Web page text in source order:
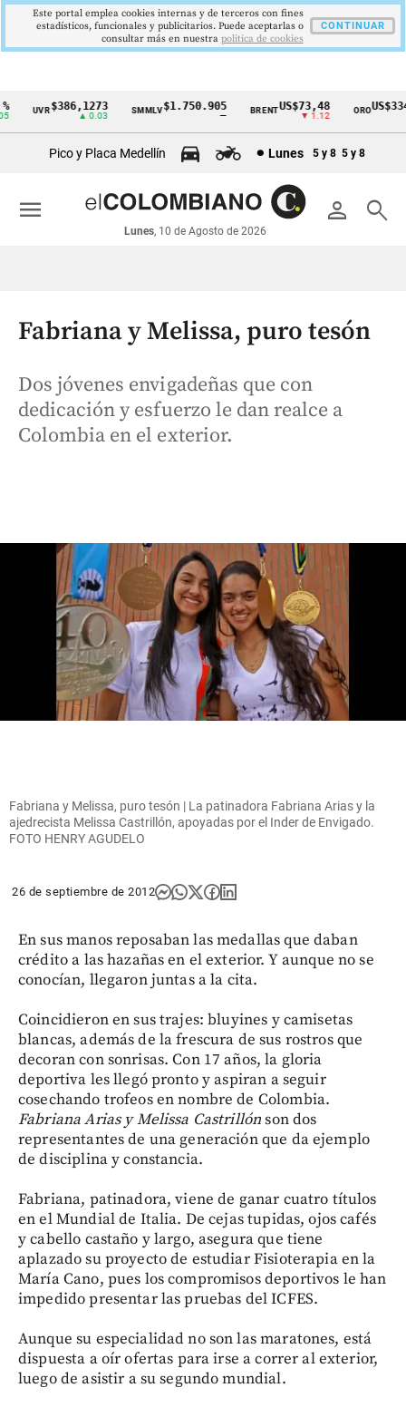
Cintillo
económicos
Colombia
UVR$386,1273
▲ 0.03
SMMLV$1.750.905 BRENTUS$73,48
▼ 1.12
ORO
Pico y Placa Medellín Lunes 5 y 8 5 y 8
person search
Lunes, 10 de Agosto de 2026
menu
Fabriana y Melissa, puro tesón
Dos jóvenes envigadeñas que con
dedicación y esfuerzo le dan realce a
Colombia en el exterior.
Fabriana y Melissa, puro tesón | La patinadora Fabriana Arias y la
ajedrecista Melissa Castrillón, apoyadas por el Inder de Envigado.
FOTO HENRY AGUDELO
26 de septiembre de 2012
En sus manos reposaban las medallas que daban
crédito a las hazañas en el exterior. Y aunque no se
conocían, llegaron juntas a la cita.
Coincidieron en sus trajes: bluyines y camisetas
blancas, además de la frescura de sus rostros que
decoran con sonrisas. Con 17 años, la gloria
deportiva les llegó pronto y aspiran a seguir
cosechando trofeos en nombre de Colombia.
Fabriana Arias y Melissa Castrillónson dos
representantes de una generación que da ejemplo
de disciplina y constancia.
Fabriana, patinadora, viene de ganar cuatro títulos
en el Mundial de Italia. De cejas tupidas, ojos cafés
y cabello castaño y largo, asegura que tiene
aplazado su proyecto de estudiar Fisioterapia en la
María Cano, pues los compromisos deportivos le han
impedido presentar las pruebas del ICFES.
Aunque su especialidad no son las maratones, está
dispuesta a oír ofertas para irse a correr al exterior,
luego de asistir a su segundo mundial.
Este portal emplea cookies internas y de terceros con fines
estadísticos, funcionales y publicitarios. Puede aceptarlas o
consultar más en nuestra politica de cookies
CONTINUAR